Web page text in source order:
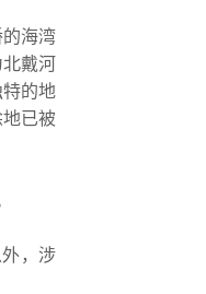
海湾
戴河
的地
已被
，涉